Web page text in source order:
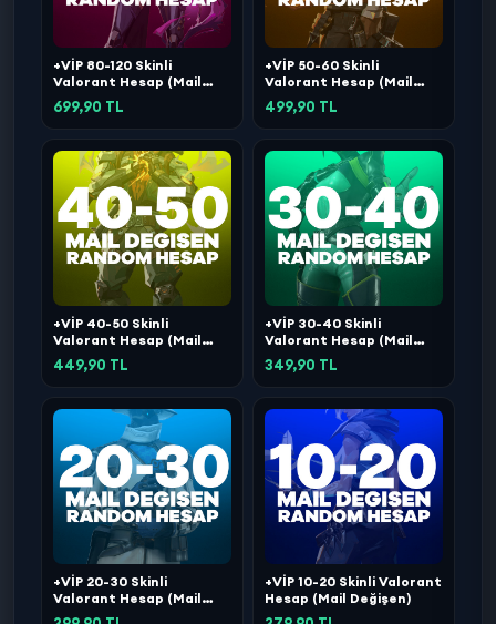
+VİP 80-120 Skinli
Valorant Hesap (Mail
Değişen)
699,90 TL
+VİP 50-60 Skinli
Valorant Hesap (Mail
Değişen)
499,90 TL
+VİP 40-50 Skinli
Valorant Hesap (Mail
Değişen)
449,90 TL
+VİP 30-40 Skinli
Valorant Hesap (Mail
Değişen)
349,90 TL
+VİP 20-30 Skinli
Valorant Hesap (Mail
Değişen)
+VİP 10-20 Skinli Valorant
Hesap (Mail Değişen)